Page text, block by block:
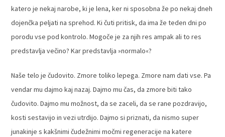
katero je nekaj narobe, ki je lena, ker ni sposobna že po nekaj dneh
dojenčka peljati na sprehod. Ki čuti pritisk, da ima že teden dni po
porodu vse pod kontrolo. Mogoče je za njih res ampak ali to res
predstavlja večino? Kar predstavlja »normalo«?
Naše telo je čudovito. Zmore toliko lepega. Zmore nam dati vse. Pa
vendar mu dajmo kaj nazaj. Dajmo mu čas, da zmore biti tako
čudovito. Dajmo mu možnost, da se zaceli, da se rane pozdravijo,
kosti sestavijo in vezi utrdijo. Dajmo si priznati, da nismo super
junakinje s kakšnimi čudežnimi močmi regeneracije na katere